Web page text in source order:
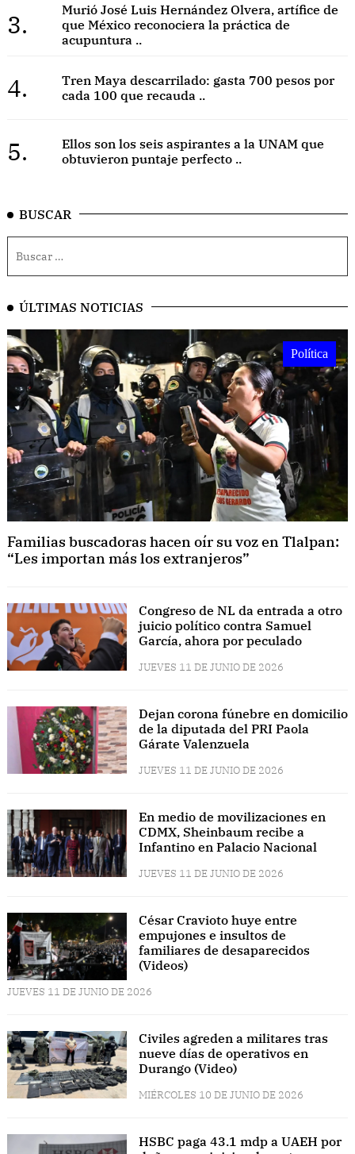
3.
Murió José Luis Hernández Olvera, artífice de
que México reconociera la práctica de
acupuntura ..
4.
Tren Maya descarrilado: gasta 700 pesos por
cada 100 que recauda ..
5.
Ellos son los seis aspirantes a la UNAM que
obtuvieron puntaje perfecto ..
BUSCAR
ÚLTIMAS NOTICIAS
Política
Familias buscadoras hacen oír su voz en Tlalpan:
“Les importan más los extranjeros”
Congreso de NL da entrada a otro
juicio político contra Samuel
García, ahora por peculado
JUEVES 11 DE JUNIO DE 2026
Dejan corona fúnebre en domicilio
de la diputada del PRI Paola
Gárate Valenzuela
JUEVES 11 DE JUNIO DE 2026
En medio de movilizaciones en
CDMX, Sheinbaum recibe a
Infantino en Palacio Nacional
JUEVES 11 DE JUNIO DE 2026
César Cravioto huye entre
empujones e insultos de
familiares de desaparecidos
(Videos)
JUEVES 11 DE JUNIO DE 2026
Civiles agreden a militares tras
nueve días de operativos en
Durango (Video)
MIÉRCOLES 10 DE JUNIO DE 2026
HSBC paga 43.1 mdp a UAEH por